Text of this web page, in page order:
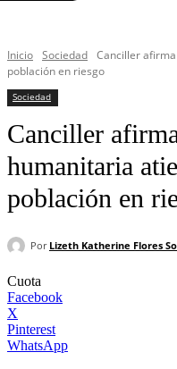
Inicio Sociedad Canciller
población en riesgo
Sociedad
Canciller
humanitaria
población en
Por Lizeth Katherine Flores
Cuota
Facebook
X
Pinterest
WhatsApp